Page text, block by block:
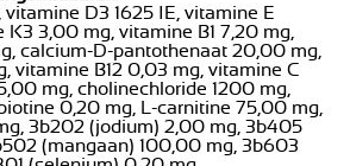
D3 1625 IE, vitamine E
3,00 mg, vitamine B1 7,20 mg,
calcium-D-pantothenaat 20,00 mg,
vitamine B12 0,03 mg, vitamine C
mg, cholinechloride 1200 mg,
0,20 mg, L-carnitine 75,00 mg,
3b202 (jodium) 2,00 mg, 3b405
(mangaan) 100,00 mg, 3b603